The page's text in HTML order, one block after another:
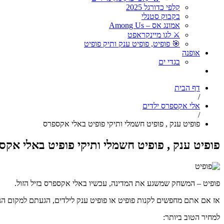
קלפי כדורגל 2025
בקבוק סטנלי
אמונג אס – Among Us
⚔️ לגו מיינקראפט
🎯 פופיט, פופיט ענק ותיק פופיט
אופנה
בגדי ים
דף הבית
/
אלי אקספרס ילדים
/
פופיט ענק , פופיט חשמלי ותיקי פופיט באלי אקספרס
פופיט ענק , פופיט חשמלי ותיקי פופיט באלי
פופיט – המשחק שמשגע את המדינה, עכשיו באלי אקספרס בזיל הזול.
אז אם אתם מחפשים לקנות פופיט או פופיט ענק לילדים, הגעתם למקום
למחיר הטוב ביותר: